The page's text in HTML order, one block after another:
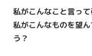
私がこんなこと言っ
私がこんなものを望
う？